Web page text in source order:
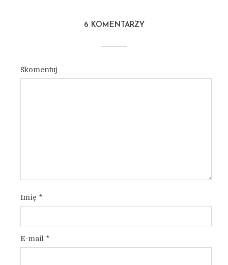
6 KOMENTARZY
Skomentuj
Imię *
E-mail *